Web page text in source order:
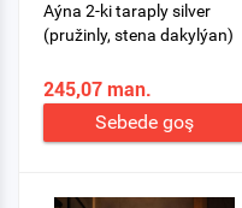
Aýna 2-ki taraply silver
(pružinly, stena dakylýan)
245,07 man.
Sebede goş